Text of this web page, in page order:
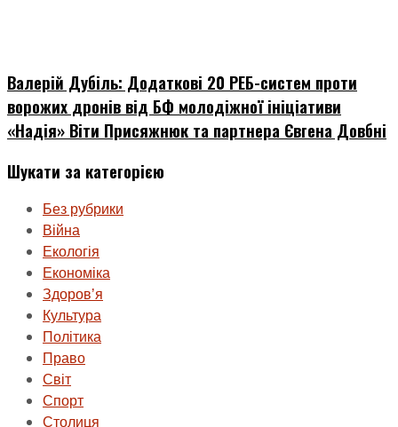
Валерій Дубіль: Додаткові 20 РЕБ-систем проти
ворожих дронів від БФ молодіжної ініціативи
«Надія» Віти Присяжнюк та партнера Євгена Довбні
Шукати за категорією
Без рубрики
Війна
Екологія
Економіка
Здоровʼя
Культура
Політика
Право
Світ
Спорт